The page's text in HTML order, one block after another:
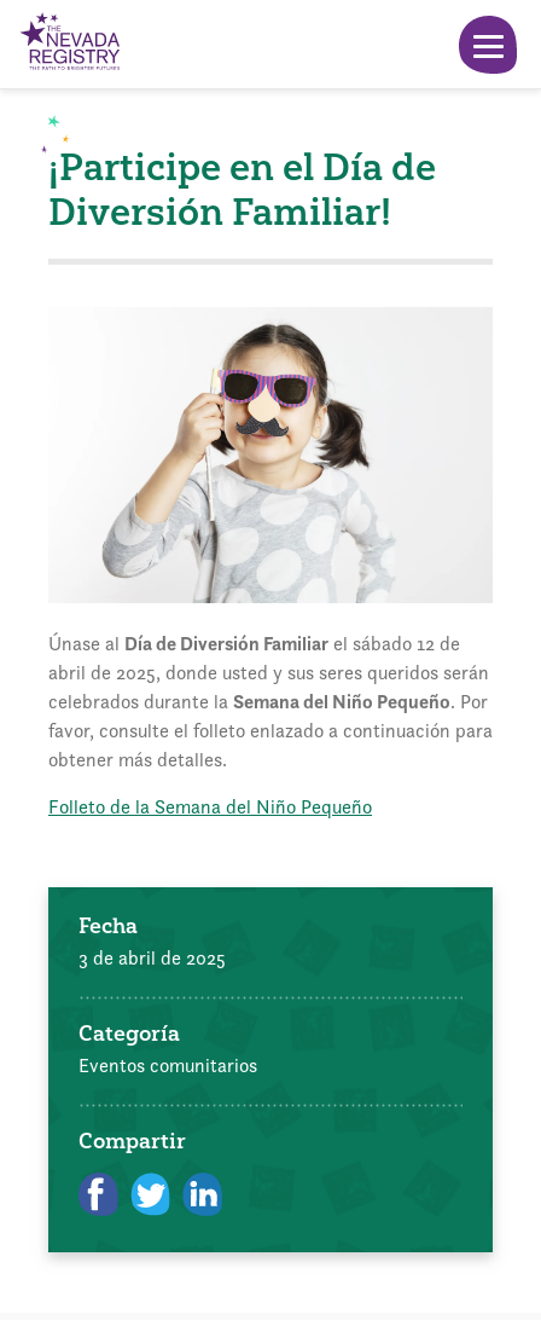
¡Participe en el Día de
Diversión Familiar!
Únase al Día de Diversión Familiarel sábado 12 de
abril de 2025, donde usted y sus seres queridos serán
celebrados durante laSemana del Niño Pequeño. Por
favor, consulte el folleto enlazado a continuación para
obtener más detalles.
Folleto de la Semana del Niño Pequeño
Fecha
3 de abril de 2025
Categoría
Eventos comunitarios
Compartir